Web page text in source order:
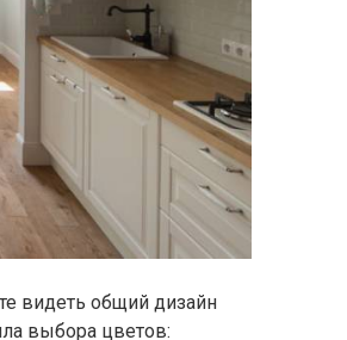
видеть общий дизайн
выбора цветов: